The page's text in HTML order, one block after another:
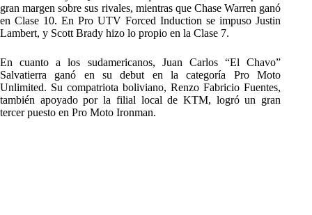
gran margen sobre sus rivales, mientras que Chase Warren ganó
en Clase 10. En Pro UTV Forced Induction se impuso Justin
Lambert, y Scott Brady hizo lo propio en la Clase 7.
En cuanto a los sudamericanos, Juan Carlos “El Chavo”
Salvatierra ganó en su debut en la categoría Pro Moto
Unlimited. Su compatriota boliviano, Renzo Fabricio Fuentes,
también apoyado por la filial local de KTM, logró un gran
tercer puesto en Pro Moto Ironman.